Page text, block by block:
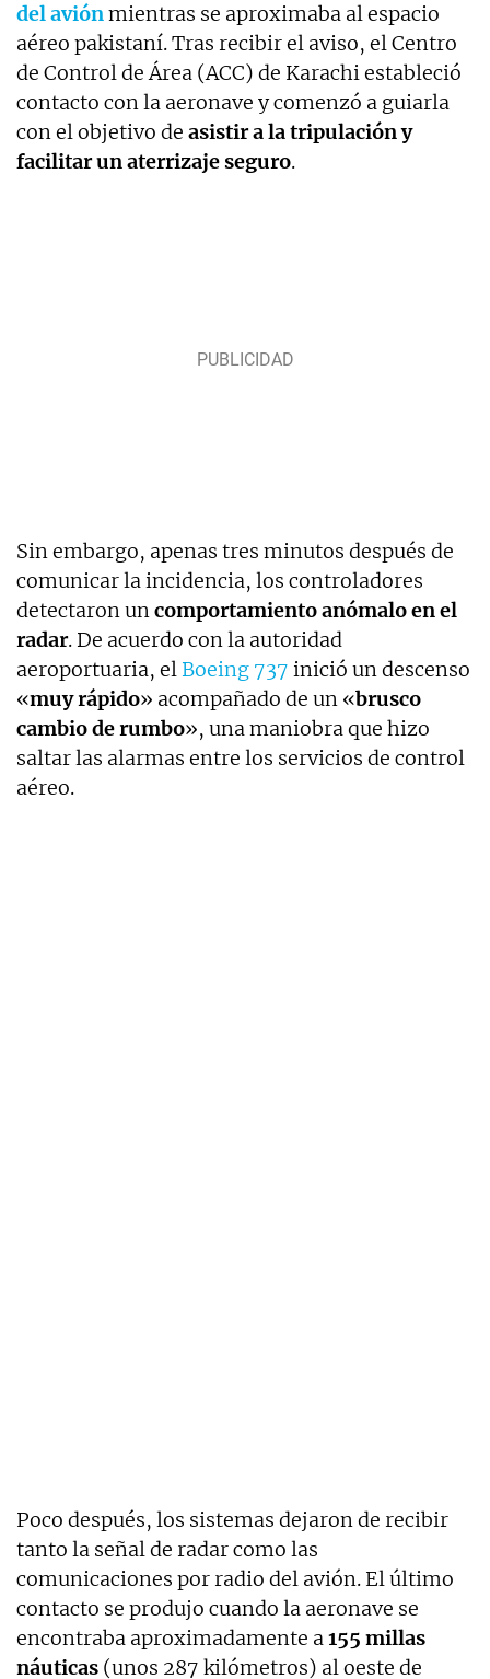
del aviónmientras se aproximaba al espacio
aéreo pakistaní. Tras recibir el aviso, el Centro
de Control de Área (ACC) de Karachi estableció
contacto con la aeronave y comenzó a guiarla
con el objetivo de asistir a la tripulación y
facilitar un aterrizaje seguro.
Sin embargo, apenas tres minutos después de
comunicar la incidencia, los controladores
detectaron uncomportamiento anómalo en el
radar. De acuerdo con la autoridad
aeroportuaria, el Boeing 737 inició un descenso
«muy rápido» acompañado de un «brusco
cambio de rumbo», una maniobra que hizo
saltar las alarmas entre los servicios de control
aéreo.
Poco después, los sistemas dejaron de recibir
tanto la señal de radar como las
comunicaciones por radio del avión. El último
contacto se produjo cuando la aeronave se
encontraba aproximadamente a155 millas
náuticas (unos 287 kilómetros) al oeste de